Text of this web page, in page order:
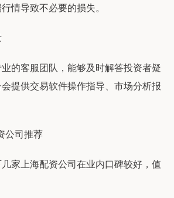
情导致不必要的损失。
的客服团队，能够及时解答投资者疑
提供交易软件操作指导、市场分析报
公司推荐
家上海配资公司在业内口碑较好，值